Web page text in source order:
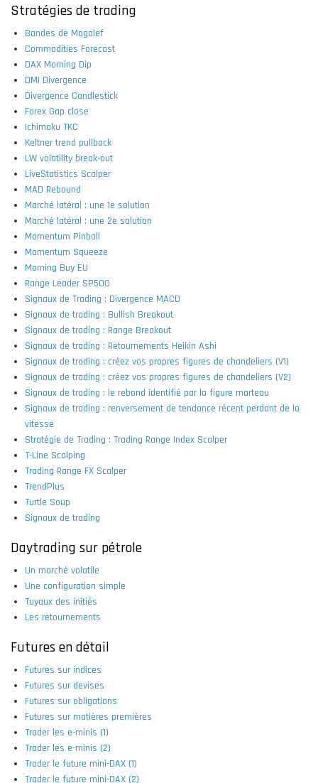
Stratégies de trading
Bandes de Mogalef
Commodities Forecast
DAX Morning Dip
DMI Divergence
Divergence Candlestick
Forex Gap close
Ichimoku TKC
Keltner trend pullback
LW volatility break-out
LiveStatistics Scalper
MAD Rebound
Marché latéral : une 1e solution
Marché latéral : une 2e solution
Momentum Pinball
Momentum Squeeze
Morning Buy EU
Range Leader SP500
Signaux de Trading : Divergence MACD
Signaux de trading : Bullish Breakout
Signaux de trading : Range Breakout
Signaux de trading : Retournements Heikin Ashi
Signaux de trading : créez vos propres figures de chandeliers (V1)
Signaux de trading : créez vos propres figures de chandeliers (V2)
Signaux de trading : le rebond identifié par la figure marteau
Signaux de trading : renversement de tendance récent perdant de la
vitesse
Stratégie de Trading : Trading Range Index Scalper
T-Line Scalping
Trading Range FX Scalper
TrendPlus
Turtle Soup
Signaux de trading
Daytrading sur pétrole
Un marché volatile
Une configuration simple
Tuyaux des initiés
Les retournements
Futures en détail
Futures sur indices
Futures sur devises
Futures sur obligations
Futures sur matières premières
Trader les e-minis (1)
Trader les e-minis (2)
Trader le future mini-DAX (1)
Trader le future mini-DAX (2)